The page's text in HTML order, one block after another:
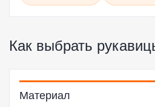
Как выбрать
Материал